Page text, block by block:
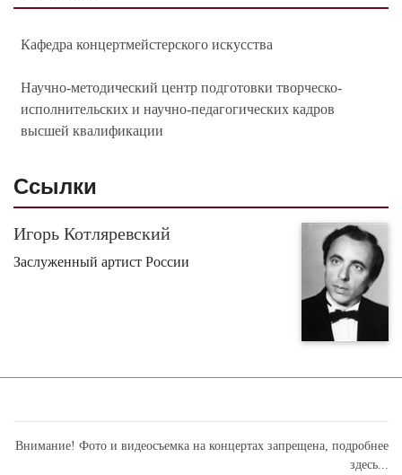
Кафедра концертмейстерского искусства
Научно-методический центр подготовки творческо-
исполнительских и научно-педагогических кадров
высшей квалификации
Ссылки
Игорь Котляревский
Заслуженный артист России
Внимание! Фото и видеосъемка на концертах запрещена, подробнее
здесь...